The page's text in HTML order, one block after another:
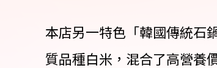
本店另一特色「韓國傳統石
質品種白米，混合了高營養